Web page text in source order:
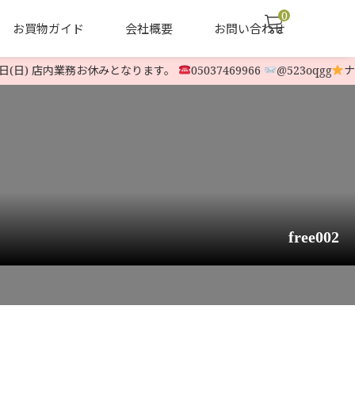
お買物ガイド 会社概要 お問い合わせ
ヤナセ他 中古除雪機
0
店内業務お休みとなります。 05037469966 @523oqgg ナカ
free002